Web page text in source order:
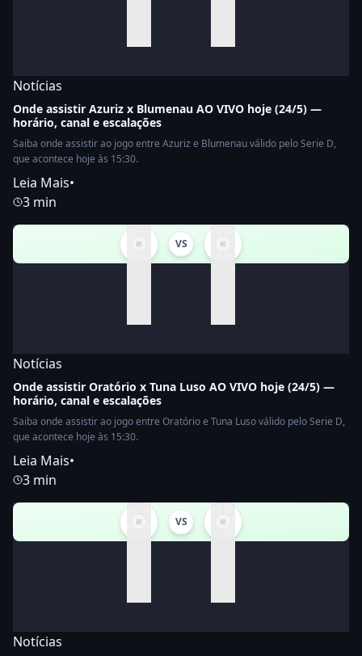
Notícias
Onde assistir Azuriz x Blumenau AO VIVO hoje (24/5) —
horário, canal e escalações
Saiba onde assistir ao jogo entre Azuriz e Blumenau válido pelo Serie D,
que acontece hoje às 15:30.
Leia Mais•
3 min
VS
Notícias
Onde assistir Oratório x Tuna Luso AO VIVO hoje (24/5) —
horário, canal e escalações
Saiba onde assistir ao jogo entre Oratório e Tuna Luso válido pelo Serie D,
que acontece hoje às 15:30.
Leia Mais•
3 min
VS
Notícias